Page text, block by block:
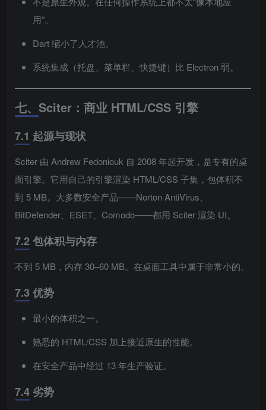
用”。
Dart 缩小了人才池。
系统集成（托盘、菜单栏、快捷键）比 Electron 弱。
七、Sciter：商业 HTML/CSS 引擎
7.1 起源与现状
Sciter 由 Andrew Fedoniouk 自 2008 年起开发，是专有的桌
面引擎。它用自己的引擎渲染 HTML/CSS 子集，包体积不
到 5 MB。大多数安全产品——Norton AntiVirus、
BitDefender、ESET、Comodo——都用 Sciter 渲染 UI。
7.2 包体积与内存
不到 5 MB，内存 30–60 MB。在桌面工具中属于非常小的。
7.3 优势
最小的体积之一。
熟悉的 HTML/CSS 加上接近原生的性能。
在安全产品中经过 13 年生产验证。
7.4 劣势